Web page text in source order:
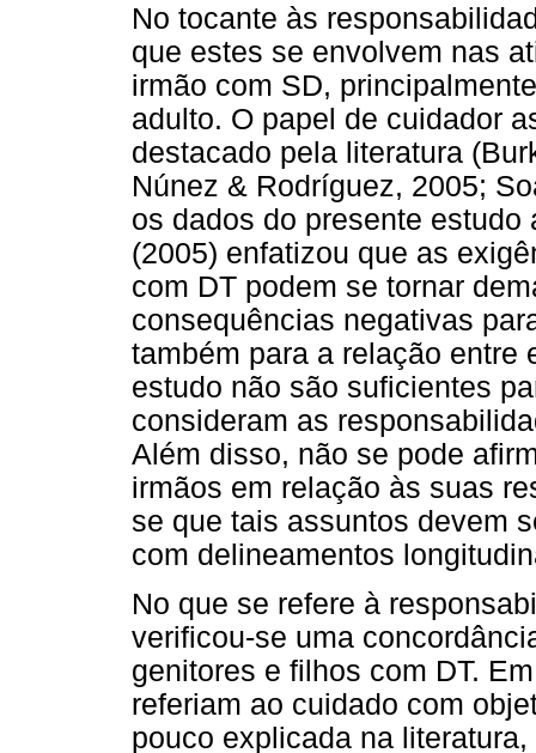
No tocante às
que estes se envolvem nas
irmão com SD,
adulto. O papel de cuidador
destacado pela literatura
Núnez & Rodríguez, 2005;
os dados do presente
(2005) enfatizou que as
com DT podem se tornar
consequências negativas
também para a relação entre
estudo não são suficientes
consideram as
Além disso, não se pode
irmãos em relação às suas
se que tais assuntos devem
com delineamentos
No que se refere à
verificou-se uma
genitores e filhos com DT.
referiam ao cuidado com
pouco explicada na